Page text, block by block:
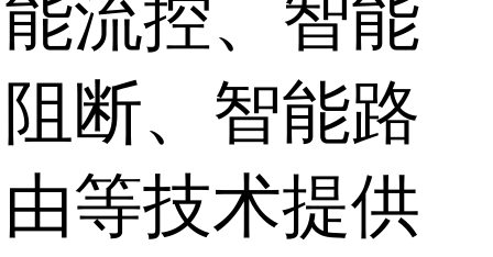
能流控、智能
阻断、智能路
由等技术提供